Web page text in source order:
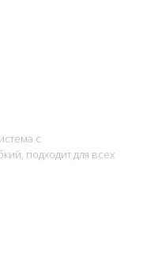
с
подходит для всех